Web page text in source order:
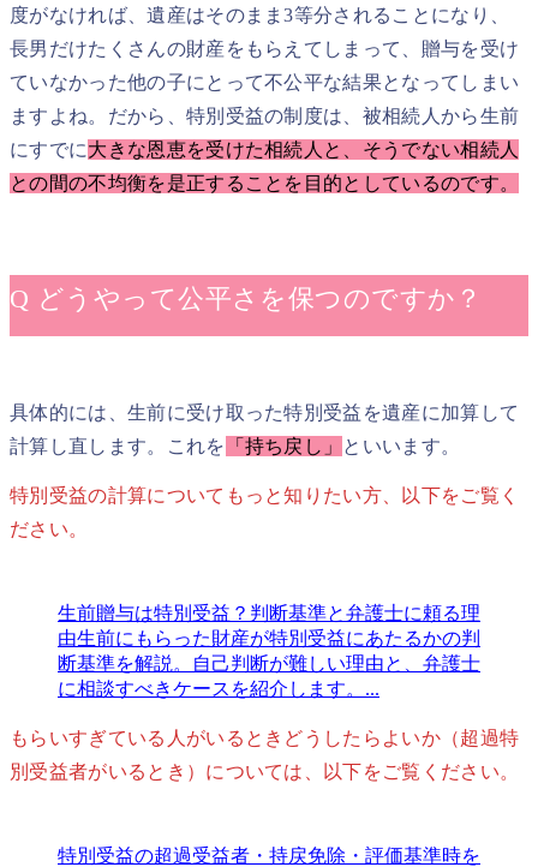
度がなければ、遺産はそのまま3等分されることになり、
長男だけたくさんの財産をもらえてしまって、贈与を受け
ていなかった他の子にとって不公平な結果となってしまい
ますよね。だから、特別受益の制度は、被相続人から生前
にすでに大きな恩恵を受けた相続人と、そうでない相続人
との間の不均衡を是正することを目的としているのです。
Q どうやって公平さを保つのですか？
具体的には、生前に受け取った特別受益を遺産に加算して
計算し直します。これを 「持ち戻し」 といいます。
特別受益の計算についてもっと知りたい方、以下をご覧く
ださい。
生前贈与は特別受益？判断基準と弁護士に頼る理
由生前にもらった財産が特別受益にあたるかの判
断基準を解説。自己判断が難しい理由と、弁護士
に相談すべきケースを紹介します。...
もらいすぎている人がいるときどうしたらよいか（超過特
別受益者がいるとき）については、以下をご覧ください。
特別受益の超過受益者・持戻免除・評価基準時を